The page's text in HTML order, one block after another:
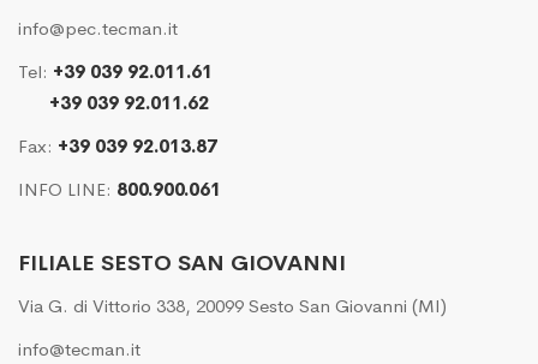
info@pec.tecman.it
Tel: +39 039 92.011.61
+39 039 92.011.62
Fax: +39 039 92.013.87
INFO LINE: 800.900.061
FILIALE SESTO SAN GIOVANNI
Via G. di Vittorio 338, 20099 Sesto San Giovanni (MI)
info@tecman.it